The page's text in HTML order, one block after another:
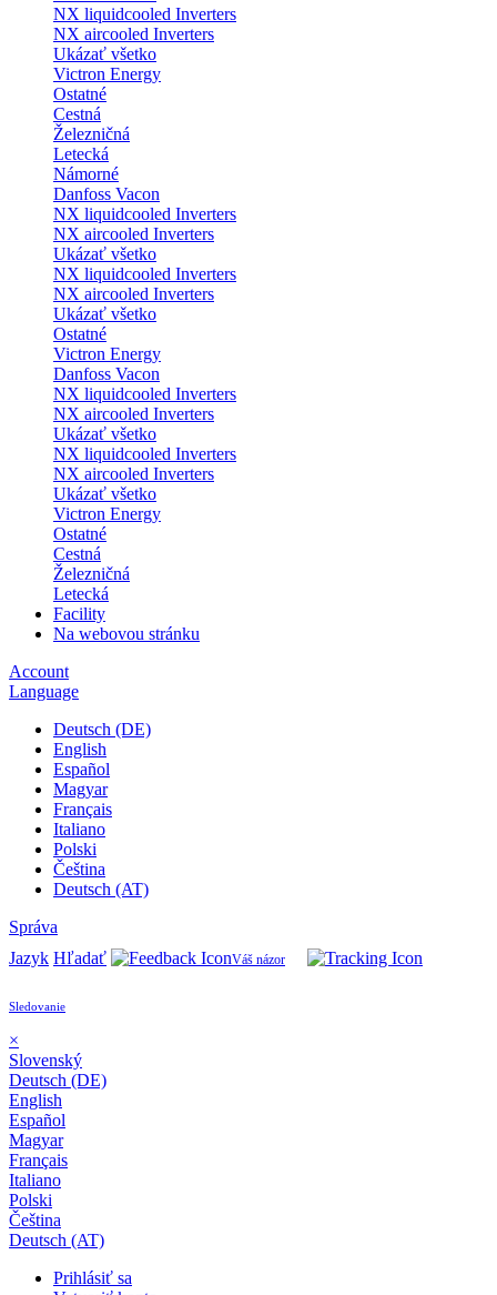
NX liquidcooled Inverters
NX aircooled Inverters
Ukázať všetko
Victron Energy
Ostatné
Cestná
Železničná
Letecká
Námorné
Danfoss Vacon
NX liquidcooled Inverters
NX aircooled Inverters
Ukázať všetko
NX liquidcooled Inverters
NX aircooled Inverters
Ukázať všetko
Ostatné
Victron Energy
Danfoss Vacon
NX liquidcooled Inverters
NX aircooled Inverters
Ukázať všetko
NX liquidcooled Inverters
NX aircooled Inverters
Ukázať všetko
Victron Energy
Ostatné
Cestná
Železničná
Letecká
Facility
Na webovou stránku
Account
Language
Deutsch (DE)
English
Español
Magyar
Français
Italiano
Polski
Čeština
Deutsch (AT)
Správa
Jazyk Hľadať Váš názor
Sledovanie
×
Slovenský
Deutsch (DE)
English
Español
Magyar
Français
Italiano
Polski
Čeština
Deutsch (AT)
Prihlásiť sa